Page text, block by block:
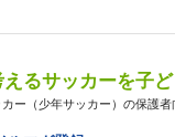
るサッカーを子ど
ー（少年サッカー）の保護者